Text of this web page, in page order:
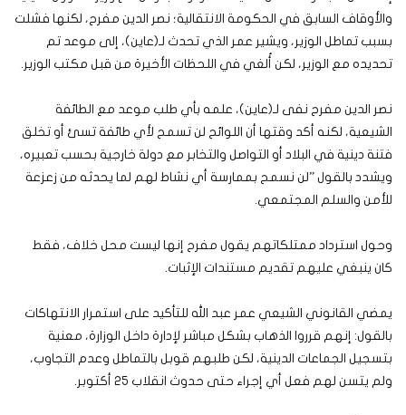
والأوقاف السابق في الحكومة الانتقالية؛ نصر الدين مفرح، لكنها فشلت
بسبب تماطل الوزير، ويشير عمر الذي تحدث لـ(عاين)، إلى موعد تم
تحديده مع الوزير، لكن أُلغي في اللحظات الأخيرة من قبل مكتب الوزير.
نصر الدين مفرح نفى لـ(عاين)، علمه بأي طلب موعد مع الطائفة
الشيعية، لكنه أكد وقتها أن اللوائح لن تسمح لأي طائفة تسئ أو تخلق
فتنة دينية في البلاد أو التواصل والتخابر مع دولة خارجية بحسب تعبيره،
ويشدد بالقول ”لن نسمح بممارسة أي نشاط لهم لما يحدثه من زعزعة
للأمن والسلم المجتمعي.
وحول استرداد ممتلكاتهم يقول مفرح إنها ليست محل خلاف، فقط
كان ينبغي عليهم تقديم مستندات الإثبات.
يمضي القانوني الشيعي عمر عبد الله للتأكيد على استمرار الانتهاكات
بالقول: إنهم قرروا الذهاب بشكل مباشر لإدارة داخل الوزارة، معنية
بتسجيل الجماعات الدينية، لكن طلبهم قوبل بالتماطل وعدم التجاوب،
ولم يتسن لهم فعل أي إجراء حتى حدوث انقلاب ٢٥ أكتوبر.